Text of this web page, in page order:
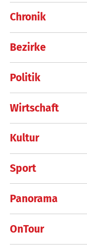
Chronik
Bezirke
Politik
Wirtschaft
Kultur
Sport
Panorama
OnTour